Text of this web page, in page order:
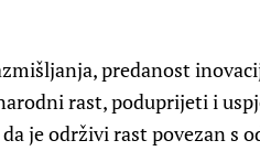
predanost
rast, poduprijeti i
je održivi rast povezan s